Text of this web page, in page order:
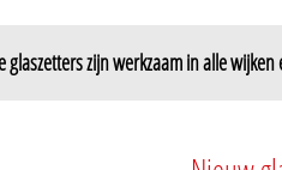
glaszetters zijn werkzaam in alle